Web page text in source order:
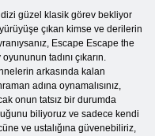
dizi güzel klasik görev bekliyor
çıkan kimse ve derilerin
Escape Escape the
tadını çıkarın.
arkasında kalan
adına oynamalısınız,
onun tatsız bir durumda
biliyoruz ve sadece kendi
ve ustalığına güvenebiliriz,